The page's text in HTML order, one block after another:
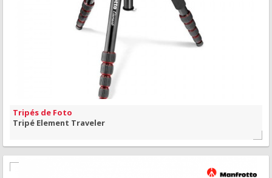
Tripés de Foto
Tripé Element Traveler
VISÃO RÁPIDA